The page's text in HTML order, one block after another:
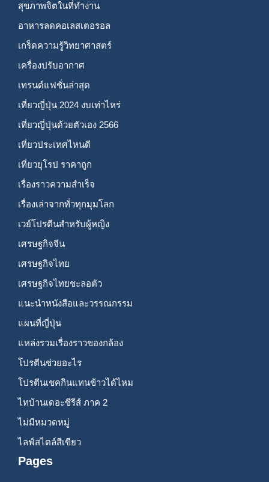
สุขภาพจิตในที่ทำงาน
อาหารลดคอเลสเตอรอล
เกร็ดความรู้วิทยาศาสตร์
เครื่องปรับอากาศ
เทรนด์แฟชั่นล่าสุด
เที่ยวญี่ปุ่น 2024 งบเท่าไหร่
เที่ยวญี่ปุ่นด้วยตัวเอง 2566
เที่ยวประเทศไหนดี
เที่ยวยุโรป ราคาถูก
เรื่องราวความสำเร็จ
เรื่องเล่าจากทั่วทุกมุมโลก
เวย์โปรตีนสำหรับผู้หญิง
เศรษฐกิจจีน
เศรษฐกิจไทย
เศรษฐกิจไทยชะลอตัว
แนะนำหนังสือและวรรณกรรม
แผนที่ญี่ปุ่น
แหล่งรวมเรื่องราวของกล้อง
โปรตีนช่วยอะไร
โปรตีนเชคกินแทนข้าวได้ไหม
ไทบ้านเดอะซีรีส์ ภาค 2
ไม่มีหมวดหมู่
ไลฟ์สไตล์สีเขียว
Pages